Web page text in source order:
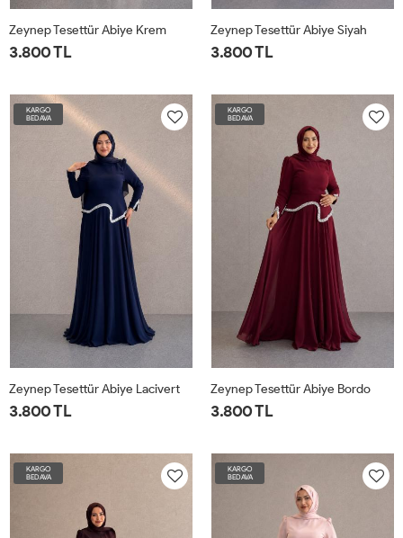
Zeynep Tesettür Abiye Krem
3.800 TL
Zeynep Tesettür Abiye Siyah
3.800 TL
KARGO
BEDAVA
Zeynep Tesettür Abiye Lacivert
3.800 TL
KARGO
BEDAVA
Zeynep Tesettür Abiye Bordo
3.800 TL
KARGO
BEDAVA
KARGO
BEDAVA